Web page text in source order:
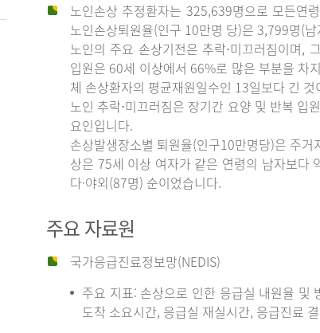
노인손상 추정환자는 325,639명으로 모든연
노인손상퇴원율(인구 10만명 당)은 3,799명(
노인의 주요 손상기전은 추락⋅미끄러짐이며,
입원은 60세 이상에서 66%로 많은 부분을 차
체 손상환자의 평균재원일수인 13일보다 긴 것
노인 추락⋅미끄러짐은 장기간 요양 및 반복 입
요인입니다.
손상발생장소별 퇴원율(인구10만명당)은 주
상은 75세 이상 여자가 같은 연령의 남자보다
다·야외(87명) 순이었습니다.
주요 자료원
국가응급진료정보망(NEDIS)
주요 지표: 손상으로 인한 응급실 내원율 및
도착 소요시간, 응급실 재실시간, 응급진료